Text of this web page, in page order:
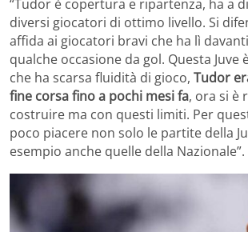
“Tudor è copertura e ripartenza, ha a
diversi giocatori di ottimo livello. Si
affida ai giocatori bravi che ha lì
qualche occasione da gol. Questa Juve
che ha scarsa fluidità di gioco, Tudor
fine corsa fino a pochi mesi fa, ora si è
costruire ma con questi limiti. Per
poco piacere non solo le partite della
esempio anche quelle della Nazionale”.